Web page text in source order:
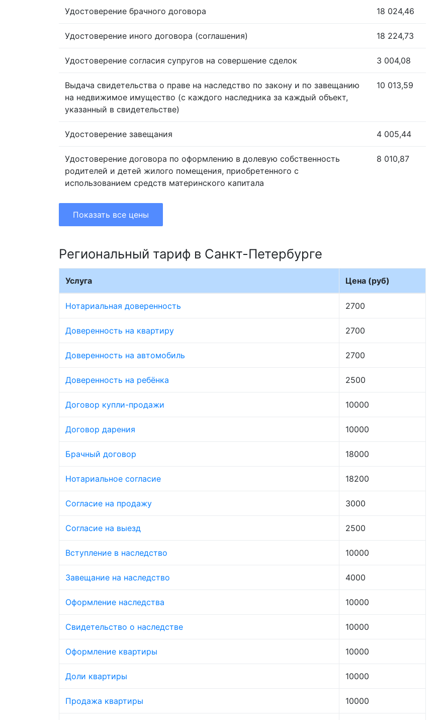
Удостоверение брачного договора 18 024,46
Удостоверение иного договора (соглашения) 18 224,73
Удостоверение согласия супругов на совершение сделок 3 004,08
Выдача свидетельства о праве на наследство по закону и по завещанию
на недвижимое имущество (с каждого наследника за каждый объект,
указанный в свидетельстве)
10 013,59
Удостоверение завещания 4 005,44
Удостоверение договора по оформлению в долевую собственность
родителей и детей жилого помещения, приобретенного с
использованием средств материнского капитала
8 010,87
Показать все цены
Региональный тариф в Санкт-Петербурге
Услуга Цена (руб)
Нотариальная доверенность 2700
Доверенность на квартиру 2700
Доверенность на автомобиль 2700
Доверенность на ребёнка 2500
Договор купли-продажи 10000
Договор дарения 10000
Брачный договор 18000
Нотариальное согласие 18200
Согласие на продажу 3000
Согласие на выезд 2500
Вступление в наследство 10000
Завещание на наследство 4000
Оформление наследства 10000
Свидетельство о наследстве 10000
Оформление квартиры 10000
Доли квартиры 10000
Продажа квартиры 10000